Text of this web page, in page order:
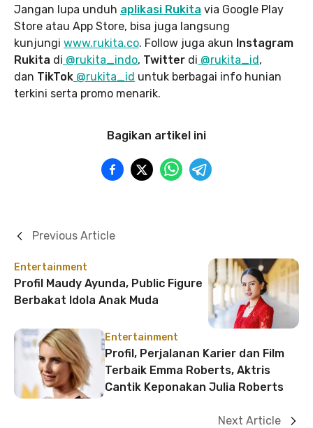
Jangan lupa unduh aplikasi Rukita via Google Play
Store atau App Store, bisa juga langsung
kunjungi www.rukita.co. Follow juga akun Instagram
Rukita di @rukita_indo, Twitter di @rukita_id,
dan TikTok @rukita_id untuk berbagai info hunian
terkini serta promo menarik.
Bagikan artikel ini
Entertainment
Profil Maudy Ayunda, Public Figure
Berbakat Idola Anak Muda
Previous Article
Entertainment
Profil, Perjalanan Karier dan Film
Terbaik Emma Roberts, Aktris
Cantik Keponakan Julia Roberts
Next Article